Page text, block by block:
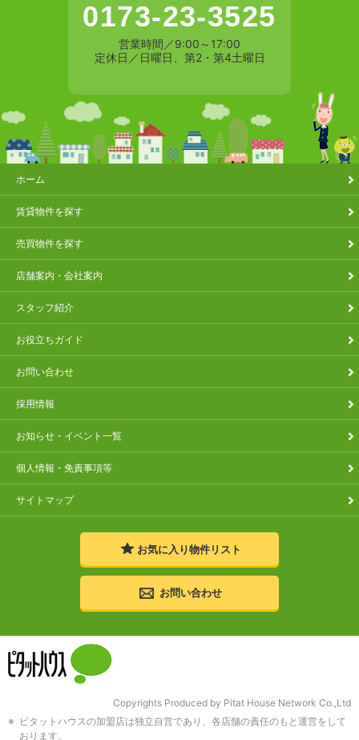
0173-23-3525
営業時間／9:00～17:00
定休日／日曜日、第2・第4土曜日
ホーム
賃貸物件を探す
売買物件を探す
店舗案内・会社案内
スタッフ紹介
お役立ちガイド
お問い合わせ
採用情報
お知らせ・イベント一覧
個人情報・免責事項等
サイトマップ
お気に入り物件リスト
お問い合わせ
Copyrights Produced by Pitat House Network Co.,Ltd
ピタットハウスの加盟店は独立自営であり、各店舗の責任のもと運営をして
おります。